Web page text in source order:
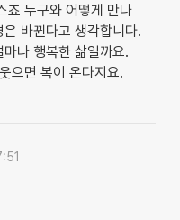
죠 누구와 어떻게 만나
바뀐다고 생각합니다.
나 행복한 삶일까요.
으면 복이 온다지요.